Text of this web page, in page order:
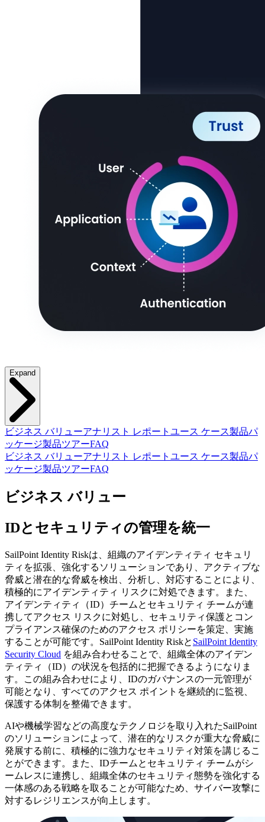
Expand
ビジネス バリューアナリスト レポート ユース ケース製品パ
ッケージ製品ツアーFAQ
ビジネス バリューアナリスト レポート ユース ケース製品パ
ッケージ製品ツアーFAQ
ビジネス バリュー
IDとセキュリティの管理を統一
SailPoint Identity Riskは、組織のアイデンティティ セキュリ
ティを拡張、強化するソリューションであり、アクティブな
脅威と潜在的な脅威を検出、分析し、対応することにより、
積極的にアイデンティティ リスクに対処できます。また、
アイデンティティ（ID）チームとセキュリティ チームが連
携してアクセス リスクに対処し、セキュリティ保護とコン
プライアンス確保のためのアクセス ポリシーを策定、実施
することが可能です。SailPoint Identity Riskと SailPoint Identity
Security Cloud を組み合わせることで、組織全体のアイデン
ティティ（ID）の状況を包括的に把握できるようになりま
す。この組み合わせにより、IDのガバナンスの一元管理が
可能となり、すべてのアクセス ポイントを継続的に監視、
保護する体制を整備できます。
AIや機械学習などの高度なテクノロジを取り入れたSailPoint
のソリューションによって、潜在的なリスクが重大な脅威に
発展する前に、積極的に強力なセキュリティ対策を講じるこ
とができます。また、IDチームとセキュリティ チームがシ
ームレスに連携し、組織全体のセキュリティ態勢を強化する
一体感のある戦略を取ることが可能なため、サイバー攻撃に
対するレジリエンスが向上します。